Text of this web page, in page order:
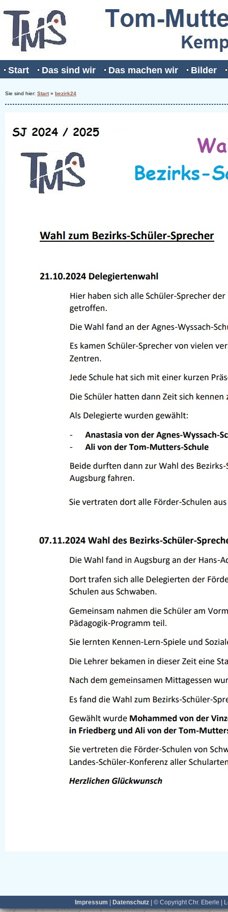
Start Das sind wir Das machen wir Bilder
Sie sind hier: Start» bezirk24
Impressum Datenschutz | © Copyright Chr. Eberle |